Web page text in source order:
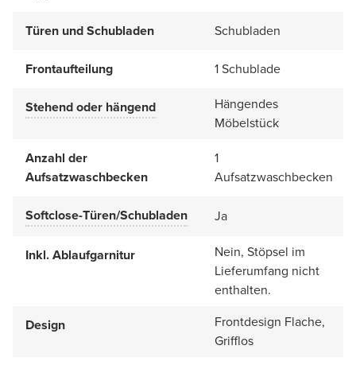
Türen und Schubladen Schubladen
Frontaufteilung 1 Schublade
Stehend oder hängend
Hängendes
Möbelstück
Anzahl der
Aufsatzwaschbecken
1
Aufsatzwaschbecken
Softclose-Türen/Schubladen Ja
Inkl. Ablaufgarnitur
Nein, Stöpsel im
Lieferumfang nicht
enthalten.
Design
Frontdesign Flache,
Grifflos